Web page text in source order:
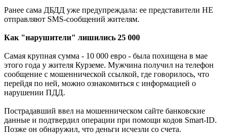
Ранее сама ДБДД уже предупреждала: ее представители НЕ
отправляют SMS-сообщений жителям.
Как "нарушители" лишились 25 000
Самая крупная сумма - 10 000 евро - была похищена в мае
этого года у жителя Курземе. Мужчина получил на телефон
сообщение с мошеннической ссылкой, где говорилось, что
перейдя по ней, можно ознакомиться с информацией о
нарушении ПДД.
Пострадавший ввел на мошенническом сайте банковские
данные и подтвердил операции при помощи кодов Smart-ID.
Позже он обнаружил, что деньги исчезли со счета.